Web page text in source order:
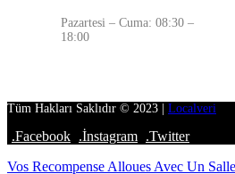
Pazartesi – Cuma: 08:30 –
18:00
Tüm Hakları Saklıdır © 2023 | Localveri
.Facebook .İnstagram .Twitter
Vos Recompense Alloues Avec Un